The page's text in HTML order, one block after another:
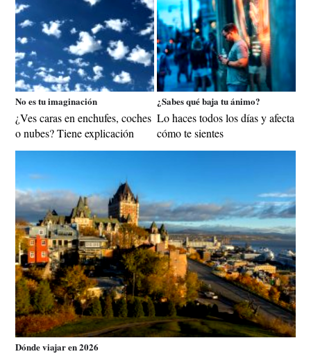
No es tu imaginación
¿Ves caras en enchufes, coches
o nubes? Tiene explicación
¿Sabes qué baja tu ánimo?
Lo haces todos los días y afecta
cómo te sientes
Dónde viajar en 2026